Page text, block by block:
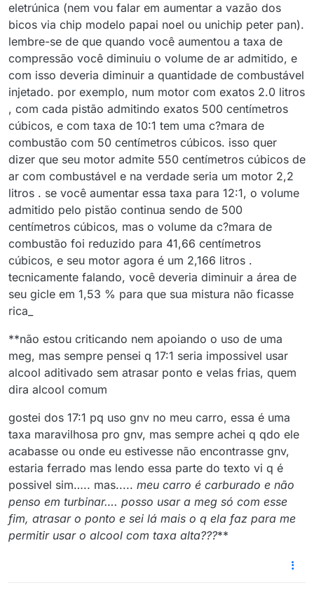
eletrúnica (nem vou falar em aumentar a vazão dos
bicos via chip modelo papai noel ou unichip peter pan).
lembre-se de que quando você aumentou a taxa de
compressão você diminuiu o volume de ar admitido, e
com isso deveria diminuir a quantidade de combustável
injetado. por exemplo, num motor com exatos 2.0 litros
, com cada pistão admitindo exatos 500 centímetros
cúbicos, e com taxa de 10:1 tem uma c?mara de
combustão com 50 centímetros cúbicos. isso quer
dizer que seu motor admite 550 centímetros cúbicos de
ar com combustável e na verdade seria um motor 2,2
litros . se você aumentar essa taxa para 12:1, o volume
admitido pelo pistão continua sendo de 500
centímetros cúbicos, mas o volume da c?mara de
combustão foi reduzido para 41,66 centímetros
cúbicos, e seu motor agora é um 2,166 litros .
tecnicamente falando, você deveria diminuir a área de
seu gicle em 1,53 % para que sua mistura não ficasse
rica_
**não estou criticando nem apoiando o uso de uma
meg, mas sempre pensei q 17:1 seria impossivel usar
alcool aditivado sem atrasar ponto e velas frias, quem
dira alcool comum
gostei dos 17:1 pq uso gnv no meu carro, essa é uma
taxa maravilhosa pro gnv, mas sempre achei q qdo ele
acabasse ou onde eu estivesse não encontrasse gnv,
estaria ferrado mas lendo essa parte do texto vi q é
possivel sim….. mas..... meu carro é carburado e não
penso em turbinar…. posso usar a meg só com esse
fim, atrasar o ponto e sei lá mais o q ela faz para me
permitir usar o alcool com taxa alta???**